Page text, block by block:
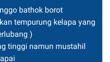
bathok borot
tempurung kelapa yang
)
tinggi namun mustahil